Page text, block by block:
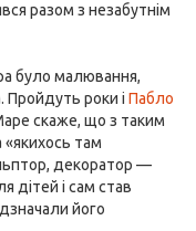
разом з незабутнім
було малювання,
роки і Пабло
скаже, що з таким
там
декоратор —
дітей і сам став
його